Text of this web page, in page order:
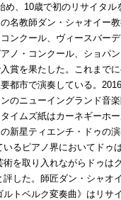
め、10歳で初のリサイタ
名教師ダン・シャオイー
ンクール、ヴィースバー
ノ・コンクール、ショパ
賞を果たした。これまで
都市で演奏している。
のニューイングランド音
イムズ紙はカーネギーホ
新星ティエンチ・ドゥの
るピアノ界においてドゥ
を取り入れながらドゥは
した。師匠ダン・シャオ
トベルク変奏曲》はリ